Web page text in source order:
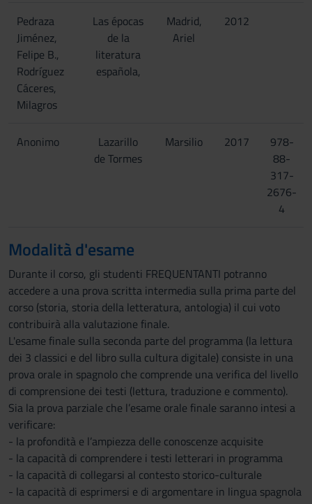
Pedraza
Jiménez,
Felipe B.,
Rodríguez
Cáceres,
Milagros
Las épocas
de la
literatura
española,
Madrid,
Ariel
2012
Anonimo
Lazarillo
de Tormes
Marsilio 2017
978-
88-
317-
2676-
4
Modalità d'esame
Durante il corso, gli studenti FREQUENTANTI potranno
accedere a una prova scritta intermedia sulla prima parte del
corso (storia, storia della letteratura, antologia) il cui voto
contribuirà alla valutazione finale.
L'esame finale sulla seconda parte del programma (la lettura
dei 3 classici e del libro sulla cultura digitale) consiste in una
prova orale in spagnolo che comprende una verifica del livello
di comprensione dei testi (lettura, traduzione e commento).
Sia la prova parziale che l’esame orale finale saranno intesi a
verificare:
- la profondità e l’ampiezza delle conoscenze acquisite
- la capacità di comprendere i testi letterari in programma
- la capacità di collegarsi al contesto storico-culturale
- la capacità di esprimersi e di argomentare in lingua spagnola